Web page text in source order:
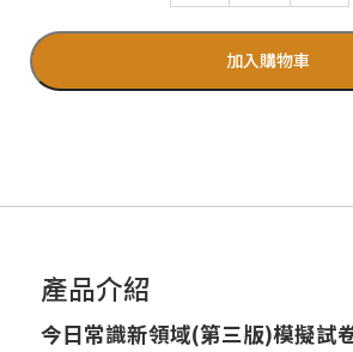
加入購物車
產品介紹
今日常識新領域(第三版)模擬試